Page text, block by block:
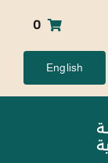
0
English